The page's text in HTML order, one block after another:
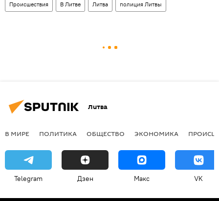
Происшествия В Литве Литва полиция Литвы
Литва
В МИРЕ ПОЛИТИКА ОБЩЕСТВО ЭКОНОМИКА
Telegram Дзен Макс VK